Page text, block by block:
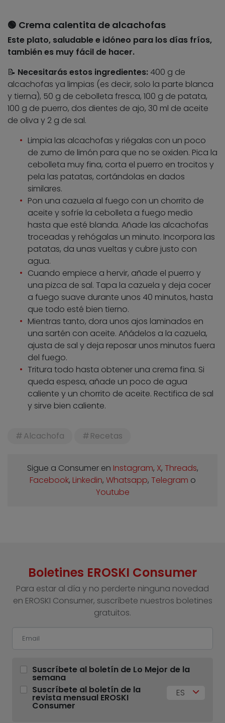
🟢 Crema calentita de alcachofas
Este plato, saludable e idóneo para los días fríos,
también es muy fácil de hacer.
📝 Necesitarás estos ingredientes: 400 g de
alcachofas ya limpias (es decir, solo la parte blanca
y tierna), 50 g de cebolleta fresca, 100 g de patata,
100 g de puerro, dos dientes de ajo, 30 ml de aceite
de oliva y 2 g de sal.
Limpia las alcachofas y riégalas con un poco
de zumo de limón para que no se oxiden. Pica la
cebolleta muy fina, corta el puerro en trocitos y
pela las patatas, cortándolas en dados
similares.
Pon una cazuela al fuego con un chorrito de
aceite y sofríe la cebolleta a fuego medio
hasta que esté blanda. Añade las alcachofas
troceadas y rehógalas un minuto. Incorpora las
patatas, da unas vueltas y cubre justo con
agua.
Cuando empiece a hervir, añade el puerro y
una pizca de sal. Tapa la cazuela y deja cocer
a fuego suave durante unos 40 minutos, hasta
que todo esté bien tierno.
Mientras tanto, dora unos ajos laminados en
una sartén con aceite. Añádelos a la cazuela,
ajusta de sal y deja reposar unos minutos fuera
del fuego.
Tritura todo hasta obtener una crema fina. Si
queda espesa, añade un poco de agua
caliente y un chorrito de aceite. Rectifica de sal
y sirve bien caliente.
Alcachofa Recetas
Sigue a Consumer en Instagram, X, Threads,
Facebook, Linkedin, Whatsapp, Telegram o
Youtube
Boletines EROSKI Consumer
Para estar al día y no perderte ninguna novedad
en EROSKI Consumer, suscríbete nuestros boletines
gratuitos.
Suscríbete al boletín de Lo Mejor de la
semana
Suscríbete al boletín de la
revista mensual EROSKI
Consumer
ES